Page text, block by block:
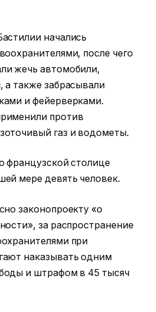
начались
после чего
жечь автомобили,
а также забрасывали
и фейерверками.
против
газ и водометы.
французской столице
мере девять человек.
законопроекту «о
за распространение
при
наказывать одним
и штрафом в 45 тысяч